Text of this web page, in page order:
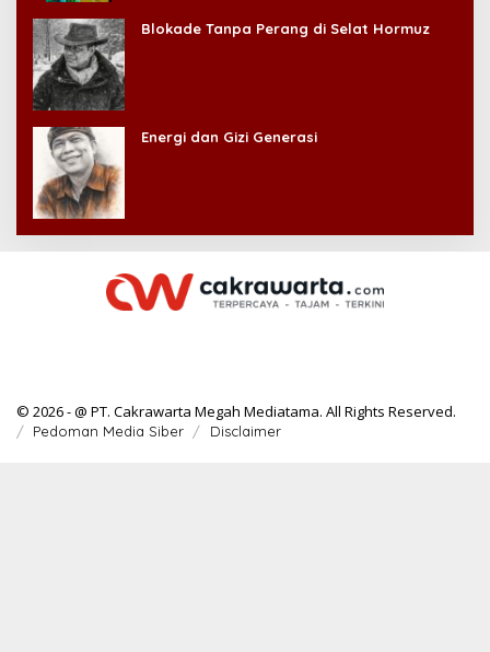
Blokade Tanpa Perang di Selat Hormuz
Energi dan Gizi Generasi
© 2026 - @ PT. Cakrawarta Megah Mediatama. All Rights Reserved.
Pedoman Media Siber Disclaimer